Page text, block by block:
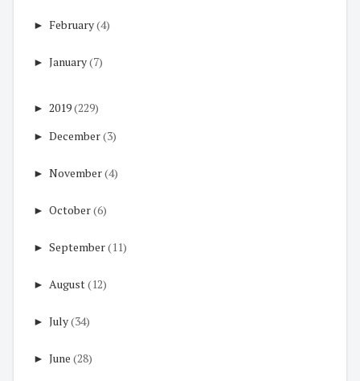
► February(4)
► January(7)
► 2019(229)
► December(3)
► November(4)
► October(6)
► September(11)
► August(12)
► July(34)
► June (28)